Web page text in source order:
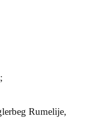
Rumelije,